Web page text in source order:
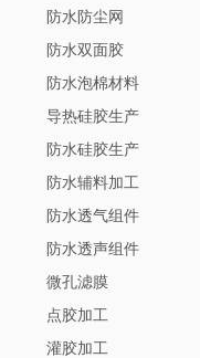
防水防尘网
防水双面胶
防水泡棉材料
导热硅胶生产
防水硅胶生产
防水辅料加工
防水透气组件
防水透声组件
微孔滤膜
点胶加工
灌胶加工